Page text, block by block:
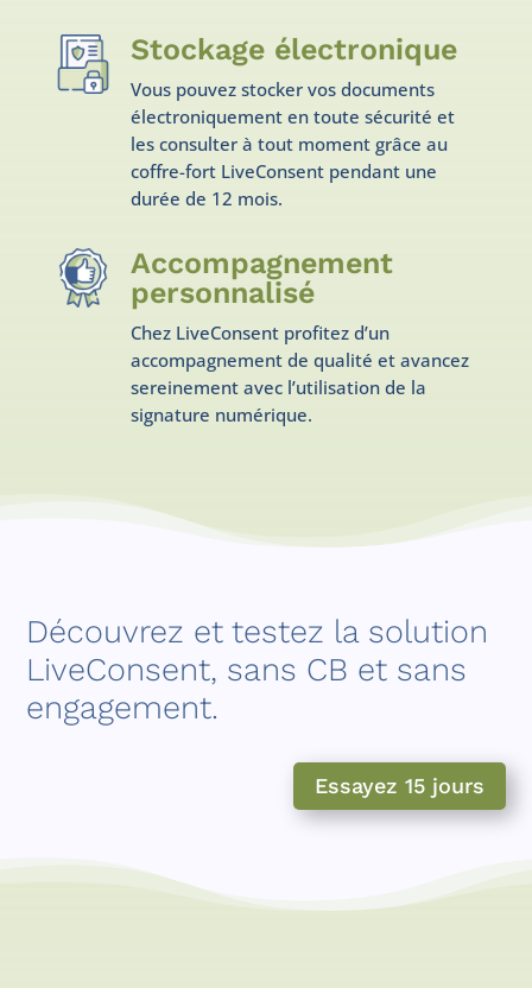
Stockage électronique
Vous pouvez stocker vos documents
électroniquement en toute sécurité et
les consulter à tout moment grâce au
coffre-fort LiveConsent pendant une
durée de 12 mois.
Accompagnement
personnalisé
Chez LiveConsent profitez d’un
accompagnement de qualité et avancez
sereinement avec l’utilisation de la
signature numérique.
Découvrez et testez la solution
LiveConsent, sans CB et sans
engagement.
Essayez 15 jours